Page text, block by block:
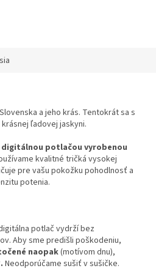
a jeho krás. Tentokrát sa s
ľadovej jaskyni.
potlačou vyrobenou
kvalitné tričká vysokej
pre vašu pokožku pohodlnosť a
potenia.
potlač vydrží bez
Aby sme predišli poškodeniu,
naopak(motívom dnu),
Neodporúčame sušiť v sušičke.